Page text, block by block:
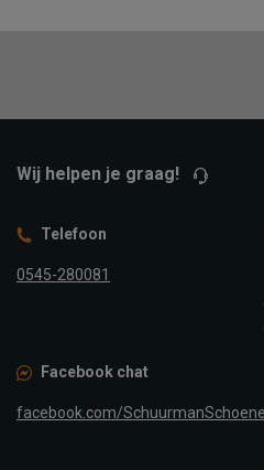
Wij helpen je graag!
Telefoon
0545-280081
Facebook chat
facebook.com/